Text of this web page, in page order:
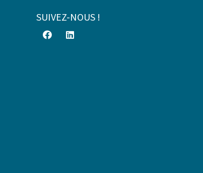
SUIVEZ-NOUS !